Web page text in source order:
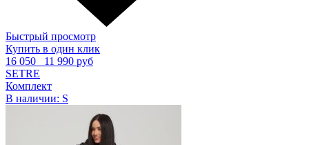
Быстрый просмотр
Купить в один клик
16 050
11 990 руб
SETRE
Комплект
В наличии: S